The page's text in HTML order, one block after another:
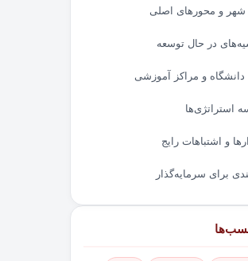
شهر و محورهای اصلی
در حال توسعه
و مراکز آموزشی
استراتژی‌ها
و اشتباهات رایج
برای سرمایه‌گذار